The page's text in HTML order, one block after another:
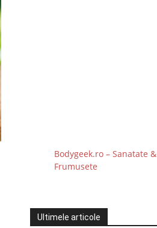
Bodygeek.ro – Sanatate &
Frumusete
Ultimele articole